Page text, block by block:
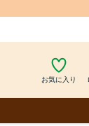
お気に入り